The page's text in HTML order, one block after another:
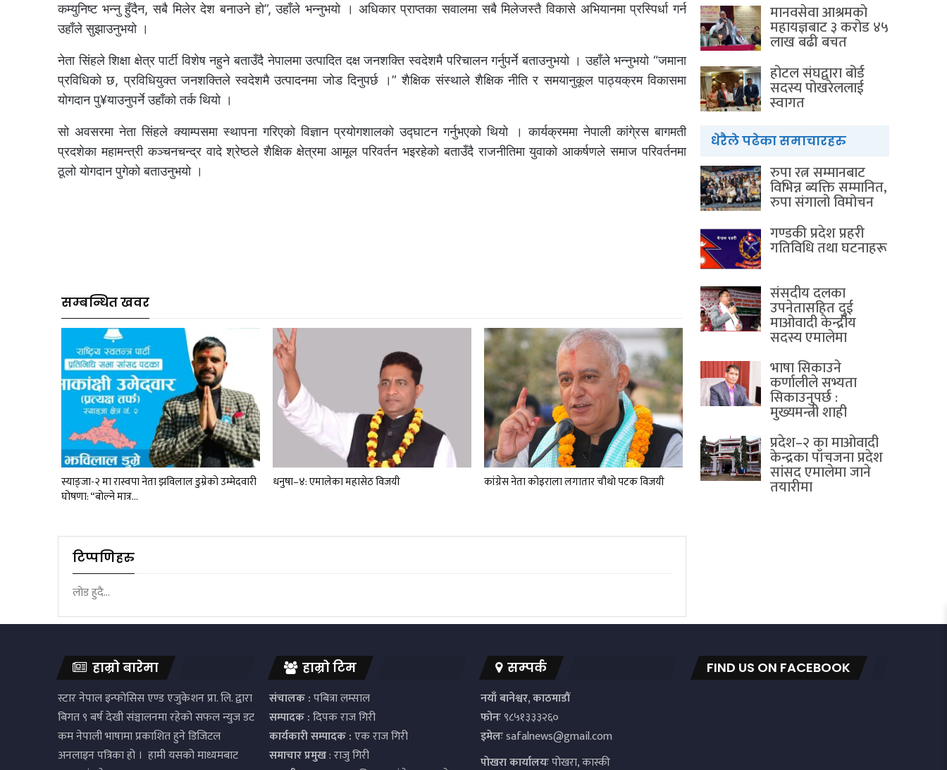
कम्युनिष्ट भन्नु हुँदैन, सबै मिलेर देश बनाउने हो”, उहाँले भन्नुभयो । अधिकार प्राप्तका सवालमा सबै मिलेजस्तै विकासे अभियानमा प्रस्पिर्धा गर्न
उहाँले सुझाउनुभयो ।
नेता सिंहले शिक्षा क्षेत्र पार्टी विशेष नहुने बताउँदै नेपालमा उत्पादित दक्ष जनशक्ति स्वदेशमै परिचालन गर्नुपर्ने बताउनुभयो । उहाँले भन्नुभयो “जमाना
प्रविधिको छ, प्रविधियुक्त जनशक्तिले स्वदेशमै उत्पादनमा जोड दिनुपर्छ ।” शैक्षिक संस्थाले शैक्षिक नीति र समयानुकूल पाठ्यक्रम विकासमा
योगदान पु¥याउनुपर्ने उहाँको तर्क थियो ।
सो अवसरमा नेता सिंहले क्याम्पसमा स्थापना गरिएको विज्ञान प्रयोगशालको उद्घाटन गर्नुभएको थियो । कार्यक्रममा नेपाली कांगे्रस बागमती
प्रदशेका महामन्त्री कञ्चनचन्द्र वादे श्रेष्ठले शैक्षिक क्षेत्रमा आमूल परिवर्तन भइरहेको बताउँदै राजनीतिमा युवाको आकर्षणले समाज परिवर्तनमा
ठूलो योगदान पुगेको बताउनुभयो ।
सम्बन्धित खवर
स्याङ्जा-२ मा रास्वपा नेता झविलाल डुम्रेको उम्मेदवारी
घोषणा: “बोल्ने मात्र…
धनुषा–४: एमालेका महासेठ विजयी कांग्रेस नेता कोइराला लगातार चौथो पटक विजयी
टिप्पणिहरु
लोड हुदै...
मानवसेवा आश्रमकाे‌
महायज्ञबाट ३ करोड ४५
लाख बढी बचत
होटल संघद्वारा बोर्ड
सदस्य पोखरेललाई
स्वागत
धेरैले पढेका समाचारहरु
रुपा रत्न सम्मानबाट
विभिन्न ब्यक्ति सम्मानित,
रुपा संगालो विमोचन
गण्डकी प्रदेश प्रहरी
गतिविधि तथा घटनाहरू
संसदीय दलका
उपनेतासहित दुई
माओवादी केन्द्रीय
सदस्य एमालेमा
भाषा सिकाउने
कर्णालीले सभ्यता
सिकाउनुपर्छ :
मुख्यमन्त्री शाही
प्रदेश–२ का माओवादी
केन्द्रका पाँचजना प्रदेश
सांसद एमालेमा जाने
तयारीमा
हाम्रो बारेमा
स्टार नेपाल इन्फोसिस एण्ड एजुकेशन प्रा. लि. द्वारा
बिगत ९ बर्ष देखी संञ्चालनमा रहेको सफल न्युज डट
कम नेपाली भाषामा प्रकाशित हुने डिजिटल
अनलाइन पत्रिका हो । हामी यसको माध्यमबाट
हाम्रो टिम
संचालक :पबित्रा लम्साल
सम्पादक :दिपक राज गिरी
कार्यकारी सम्पादक :एक राज गिरी
समाचार प्रमुख: राजु गिरी
सम्पर्क
नयाँ बानेश्वर, काठमाडौं
फोनः९८५१३३३२६०
इमेलःsafalnews@gmail.com
पाेखरा कार्यालयःपोखरा, कास्की
FIND US ON FACEBOOK